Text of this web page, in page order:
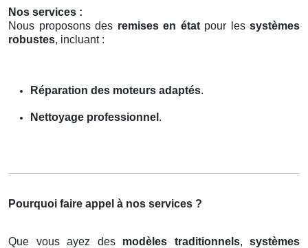
Nos services :
Nous proposons des remises en étatpour les systèmes
robustes, incluant :
Réparation des moteurs adaptés.
Nettoyage professionnel .
Pourquoi faire appel à nos services ?
Que vous ayez des modèles traditionnels, systèmes